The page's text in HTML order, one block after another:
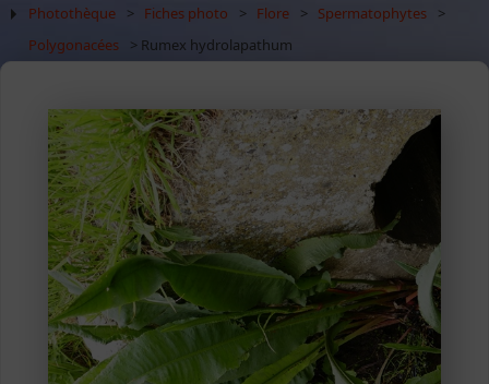
Photothèque > Fiches photo > Flore > Spermatophytes
>
Polygonacées
> Rumex hydrolapathum